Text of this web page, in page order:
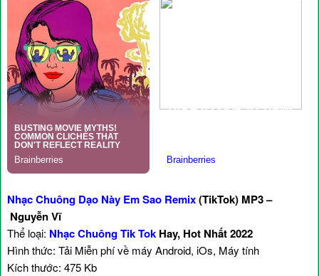
Nhạc Chuông Dạo Này Em Sao Remix(TikTok) MP3 –
Nguyễn Vĩ
Thể loại: Nhạc Chuông Tik Tok Hay, Hot Nhất 2022
Hình thức: Tải Miễn phí về máy Android, iOs, Máy tính
Kích thước: 475 Kb